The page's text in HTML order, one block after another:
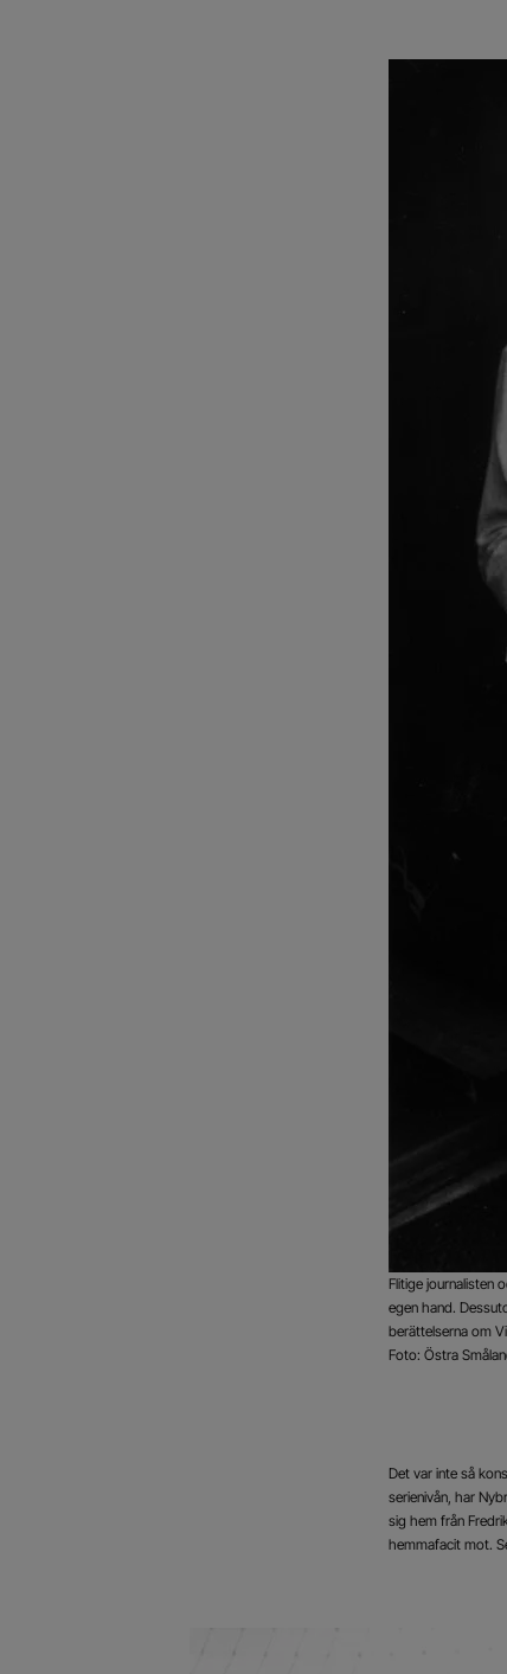
Flitige journalisten
egen hand.
berättelserna om
Foto: Östra
Det var inte så
serienivån, har
sig hem från
hemmafacit mot.